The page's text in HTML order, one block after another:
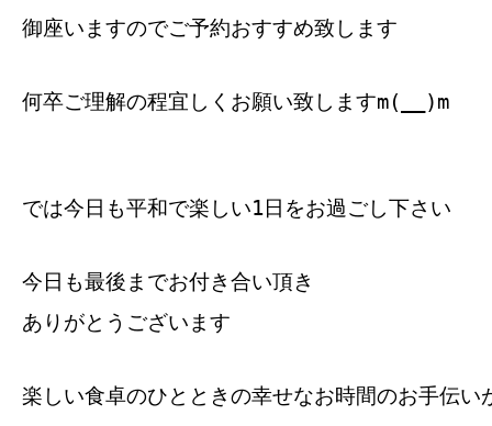
御座いますのでご予約おすすめ致します
何卒ご理解の程宜しくお願い致しますm(__)m
では今日も平和で楽しい1日をお過ごし下さい
今日も最後までお付き合い頂き
ありがとうございます
楽しい食卓のひとときの幸せなお時間のお手伝い